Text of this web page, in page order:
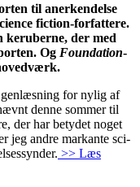
til anerkendelse
fiction-forfattere.
keruberne, der med
Og Foundation-
genlæsning for nylig af
denne sommer til
der har betydet noget
jeg andre markante sci-
>> Læs